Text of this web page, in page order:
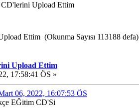
Upload Ettim
Ettim (Okunma Sayısı 113188 defa)
Upload Ettim
17:58:41 ÖS »
06, 2022, 16:07:53 ÖS
EĞitim CD'Si